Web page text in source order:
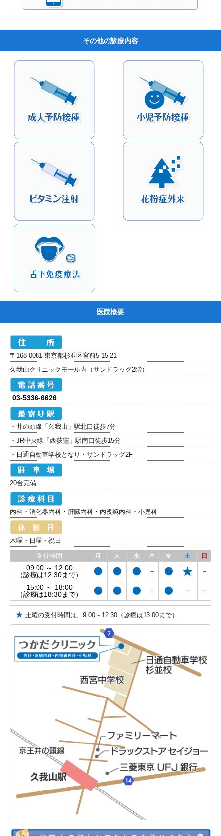
その他の診療内容
医院概要
〒168-0081 東京都杉並区宮前5-15-21
久我山クリニックモール内（サンドラッグ2階）
03-5336-6626
・井の頭線「久我山」駅北口徒歩7分
・JR中央線「西荻窪」駅南口徒歩15分
・日通自動車学校となり・サンドラッグ2F
20台完備
内科・消化器内科・肝臓内科・内視鏡内科・小児科
木曜・日曜・祝日
受付時間 月 火 水 木 金 土 日
09:00 ～ 12:00
（診療は12:30まで）
－ －
15:00 ～ 18:00
（診療は18:30まで）
－ － －
★ 土曜の受付時間は、9:00～12:30（診療は13:00まで）